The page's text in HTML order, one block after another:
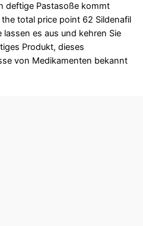
deftige Pastasoße kommt
total price point 62 Sildenafil
es aus und kehren Sie
Produkt, dieses
von Medikamenten bekannt